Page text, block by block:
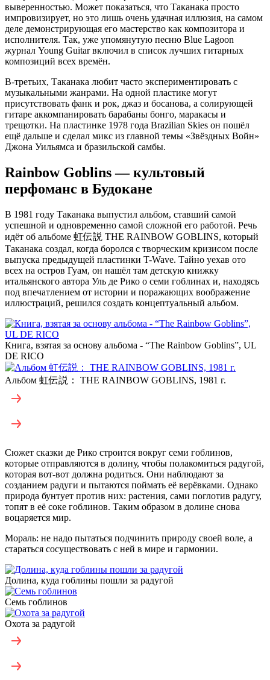
выверенностью. Может показаться, что Таканака просто
импровизирует, но это лишь очень удачная иллюзия, на самом
деле демонстрирующая его мастерство как композитора и
исполнителя. Так, уже упомянутую песню Blue Lagoon
журнал Young Guitar включил в список лучших гитарных
композиций всех времён.
В-третьих, Таканака любит часто экспериментировать с
музыкальными жанрами. На одной пластике могут
присутствовать фанк и рок, джаз и босанова, а солирующей
гитаре аккомпанировать барабаны бонго, маракасы и
трещотки. На пластинке 1978 года Brazilian Skies он пошёл
ещё дальше и сделал микс из главной темы «Звёздных Войн»
Джона Уильямса и бразильской самбы.
Rainbow Goblins—культовый
перфоманс в Будокане
В 1981 году Таканака выпустил альбом, ставший самой
успешной и одновременно самой сложной его работой. Речь
идёт об альбоме 虹伝説 THE RAINBOW GOBLINS, который
Таканака создал, когда боролся с творческим кризисом после
выпуска предыдущей пластинки T-Wave. Тайно уехав ото
всех на остров Гуам, он нашёл там детскую книжку
итальянского автора Уль де Рико о семи гоблинах и, находясь
под впечатлением от истории и поражающих воображение
иллюстраций, решился создать концептуальный альбом.
Книга, взятая за основу альбома - “The Rainbow Goblins”, UL
DE RICO
Альбом 虹伝説： THE RAINBOW GOBLINS, 1981 г.
Сюжет сказки де Рико строится вокруг семи гоблинов,
которые отправляются в долину, чтобы полакомиться радугой,
которая вот-вот должна родиться. Они наблюдают за
созданием радуги и пытаются поймать её верёвками. Однако
природа бунтует против них: растения, сами поглотив радугу,
топят в её соке гоблинов. Таким образом в долине снова
воцаряется мир.
Мораль: не надо пытаться подчинить природу своей воле, а
стараться сосуществовать с ней в мире и гармонии.
Долина, куда гоблины пошли за радугой
Семь гоблинов
Охота за радугой